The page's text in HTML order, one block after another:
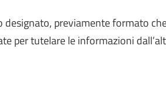
previamente formato
per tutelare le informazioni